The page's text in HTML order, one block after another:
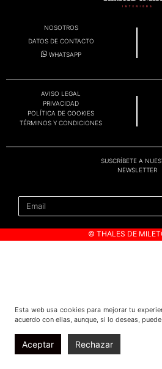
NOSOTROS
DATOS DE CONTACTO
WHATSAPP
AVISO LEGAL
PRIVACIDAD
POLÍTICA DE COOKIES
TÉRMINOS Y CONDICIONES
SUSCRÍBETE A
NEWSLETTER
© THALES DE
Esta web usa cookies para mejorar tu
acuerdo con ellas, aunque, si lo deseas,
Aceptar Rechazar